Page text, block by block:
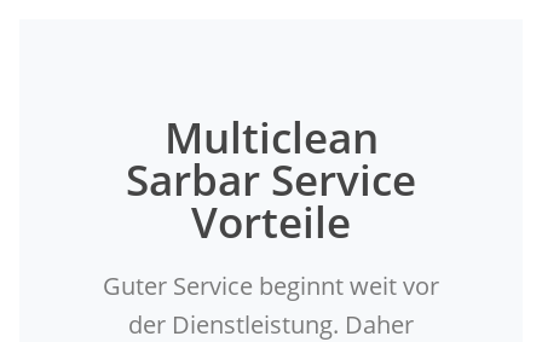
Multiclean
Sarbar Service
Vorteile
Guter Service beginnt weit vor
der Dienstleistung. Daher